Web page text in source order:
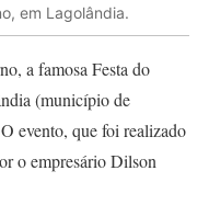
em Lagolândia.
a famosa Festa do
(município de
evento, que foi realizado
o empresário Dilson